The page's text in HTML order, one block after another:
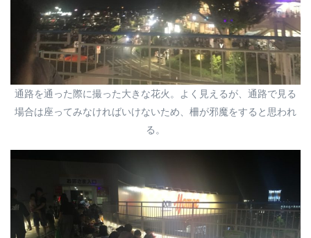
通路を通った際に撮った大きな花火。よく見えるが、通路で見る
場合は座ってみなければいけないため、柵が邪魔をすると思われ
る。